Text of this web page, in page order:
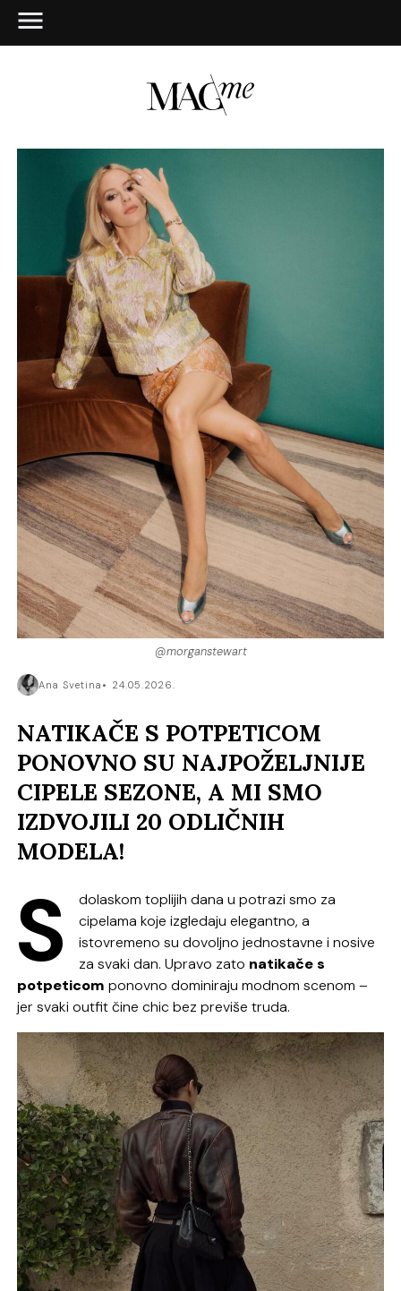
@morganstewart
Ana Svetina 24.05.2026.
NATIKAČE S POTPETICOM
PONOVNO SU NAJPOŽELJNIJE
CIPELE SEZONE, A MI SMO
IZDVOJILI 20 ODLIČNIH
MODELA!
S
dolaskom toplijih dana u potrazi smo za
cipelama koje izgledaju elegantno, a
istovremeno su dovoljno jednostavne i nosive
za svaki dan. Upravo zato natikače s
potpeticom ponovno dominiraju modnom scenom –
jer svaki outfit čine chic bez previše truda.